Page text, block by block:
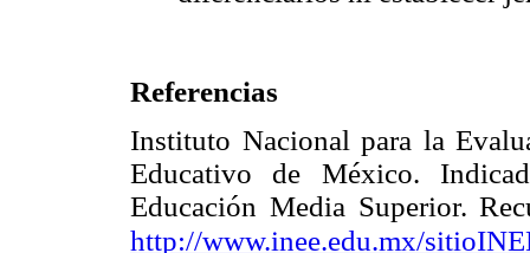
Referencias
Instituto Nacional para la
Educativo de México.
Educación Media Superior.
http://www.inee.edu.mx/